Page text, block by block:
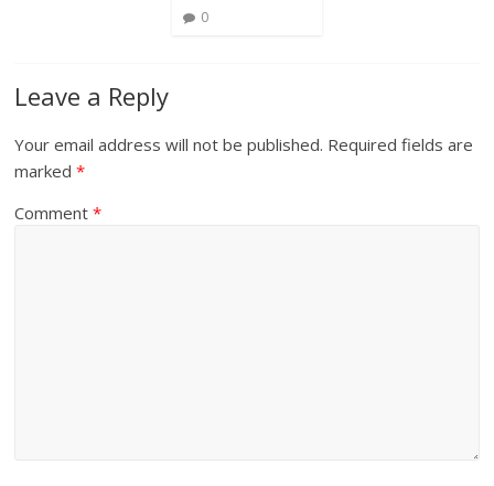
0
Leave a Reply
Your email address will not be published. Required fields are
marked*
Comment*